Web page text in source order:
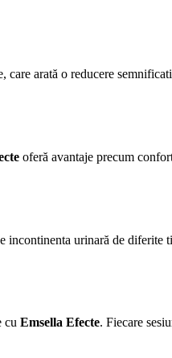
care arată o reducere
oferă avantaje precum
incontinenta urinară de
cu Emsella Efecte. Fiecare